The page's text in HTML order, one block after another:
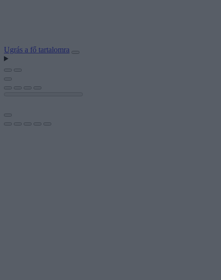
Ugrás a fő tartalomra